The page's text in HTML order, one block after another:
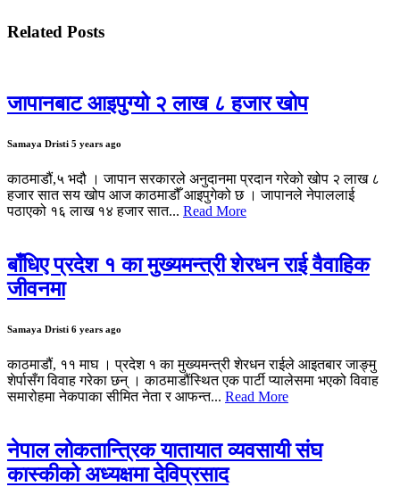
Related Posts
जापानबाट आइपुग्यो २ लाख ८ हजार खोप
Samaya Dristi 5 years ago
काठमाडौं,५ भदौ । जापान सरकारले अनुदानमा प्रदान गरेको खोप २ लाख ८
हजार सात सय खोप आज काठमाडौँ आइपुगेको छ । जापानले नेपाललाई
पठाएको १६ लाख १४ हजार सात... Read More
बाँधिए प्रदेश १ का मुख्यमन्त्री शेरधन राई वैवाहिक
जीवनमा
Samaya Dristi 6 years ago
काठमाडौं, ११ माघ । प्रदेश १ का मुख्यमन्त्री शेरधन राईले आइतबार जाङ्मु
शेर्पासँग विवाह गरेका छन् । काठमाडौंस्थित एक पार्टी प्यालेसमा भएको विवाह
समारोहमा नेकपाका सीमित नेता र आफन्त... Read More
नेपाल लोकतान्त्रिक यातायात व्यवसायी संघ
कास्कीको अध्यक्षमा देविप्रसाद